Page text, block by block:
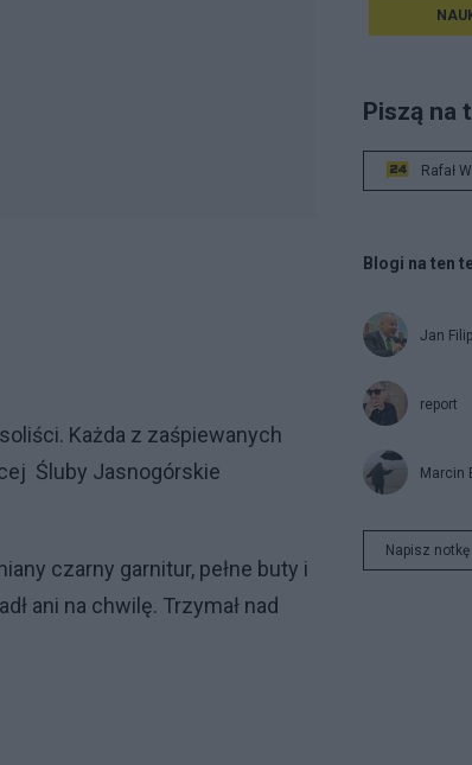
Każda z zaśpiewanych
Śluby Jasnogórskie
czarny garnitur, pełne buty i
ani na chwilę. Trzymał nad
Piszą na
Rafał
Blogi na ten
Jan
report
Marcin
Napisz notkę